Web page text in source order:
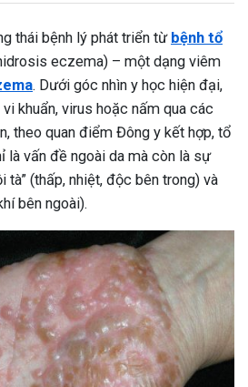
thái bệnh lý phát triển từ bệnh tổ
eczema) – một dạng viêm
. Dưới góc nhìn y học hiện đại,
khuẩn, virus hoặc nấm qua các
theo quan điểm Đông y kết hợp, tổ
là vấn đề ngoài da mà còn là sự
tà” (thấp, nhiệt, độc bên trong) và
bên ngoài).